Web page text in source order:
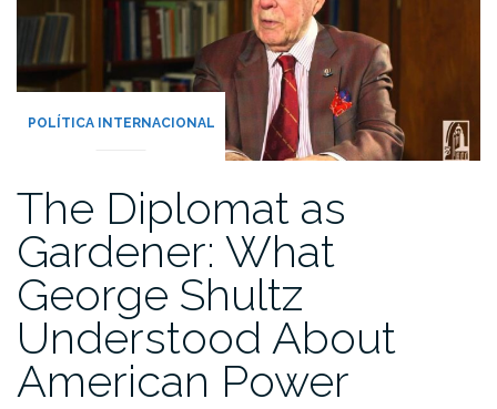
POLÍTICA INTERNACIONAL
The Diplomat as
Gardener: What
George Shultz
Understood About
American Power